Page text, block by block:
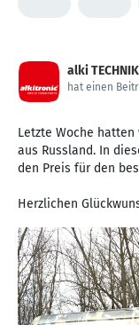
alki
hat einen
Letzte Woche
aus Russland. In
den Preis für den